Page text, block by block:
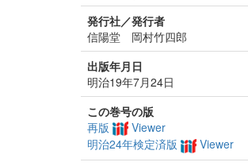
発行社／発行者
信陽堂 岡村竹四郎
出版年月日
明治19年7月24日
この巻号の版
再版
Viewer
明治24年検定済版
Viewer